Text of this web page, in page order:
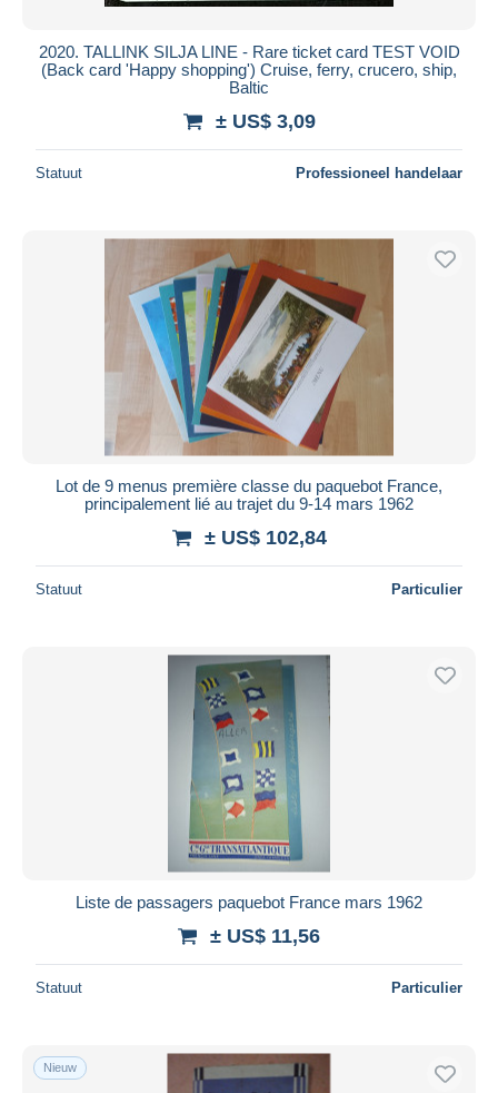
2020. TALLINK SILJA LINE - Rare ticket card TEST VOID
(Back card 'Happy shopping') Cruise, ferry, crucero, ship,
Baltic
± US$ 3,09
Statuut Professioneel handelaar
Lot de 9 menus première classe du paquebot France,
principalement lié au trajet du 9-14 mars 1962
± US$ 102,84
Statuut Particulier
Liste de passagers paquebot France mars 1962
± US$ 11,56
Statuut Particulier
Nieuw